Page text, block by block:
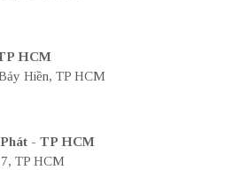
HCM
Hiền, TP HCM
- TP HCM
TP HCM